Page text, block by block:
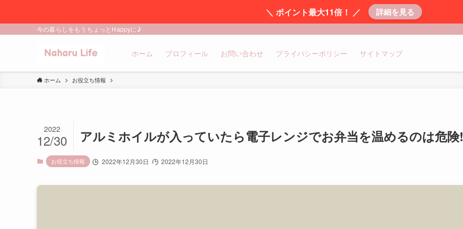
＼ ポイント最大11倍！ ／ 詳細を見る
今の暮らしをもうちょっとHappyに♪
ホーム プロフィール お問い合わせ プライバシーポリシー サイトマップ
ホーム お役立ち情報
アルミホイルが入っていたら電子レンジでお弁当を温めるのは危険!
2022
12/30
お役立ち情報 2022年12月30日 2022年12月30日